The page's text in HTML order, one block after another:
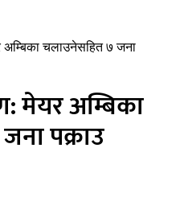
अम्बिका चलाउनेसहित ७ जना
मेयर अम्बिका
पक्राउ